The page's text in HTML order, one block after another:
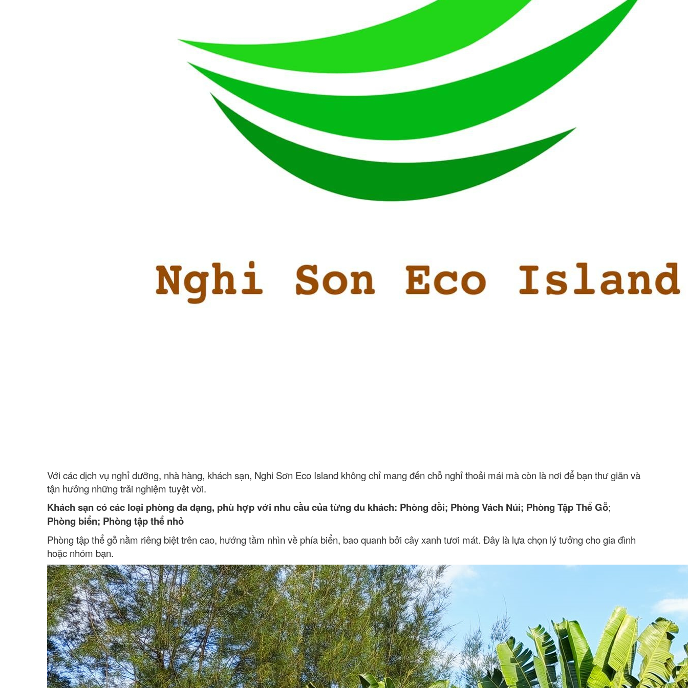
Với các dịch vụ nghỉ dưỡng, nhà hàng, khách sạn, Nghi Sơn Eco Island không chỉ mang đến chỗ nghỉ thoải mái mà còn là nơi để bạn thư giãn và
tận hưởng những trải nghiệm tuyệt vời.
Khách sạn có các loại phòng đa dạng, phù hợp với nhu cầu của từng du khách: Phòng đồi; Phòng Vách Núi; Phòng Tập Thể Gỗ;
Phòng biển; Phòng tập thể nhỏ
Phòng tập thể gỗ nằm riêng biệt trên cao, hướng tầm nhìn về phía biển, bao quanh bởi cây xanh tươi mát. Đây là lựa chọn lý tưởng cho gia đình
hoặc nhóm bạn.